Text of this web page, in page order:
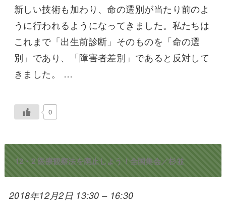
新しい技術も加わり、命の選別が当たり前のよ
うに行われるようになってきました。私たちは
これまで「出生前診断」そのものを「命の選
別」であり、「障害者差別」であると反対して
きました。 …
0
12・2 医療観察法を廃止しよう！全国集会／杉並
2018年12月2日 13:30 – 16:30